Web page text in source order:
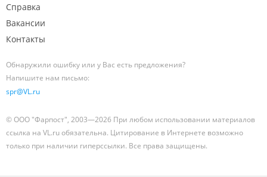
Справка
Вакансии
Контакты
Обнаружили ошибку или у Вас есть предложения?
Напишите нам письмо:
spr@VL.ru
© ООО "Фарпост", 2003—2026 При любом использовании материалов
ссылка на VL.ru обязательна. Цитирование в Интернете возможно
только при наличии гиперссылки. Все права защищены.